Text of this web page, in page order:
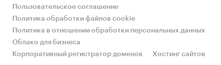
• Какое место регион занимает в России и в
своем федеральном округе по объему продаж
и по продажам на душу населения?
• К какому сегменту можно отнести рынок по
Пользовательское соглашение
Политика обработки файлов cookie
Политика в отношении обработки персональных данных
Облако для бизнеса
Корпоративный регистратор доменов
Хостинг сайтов